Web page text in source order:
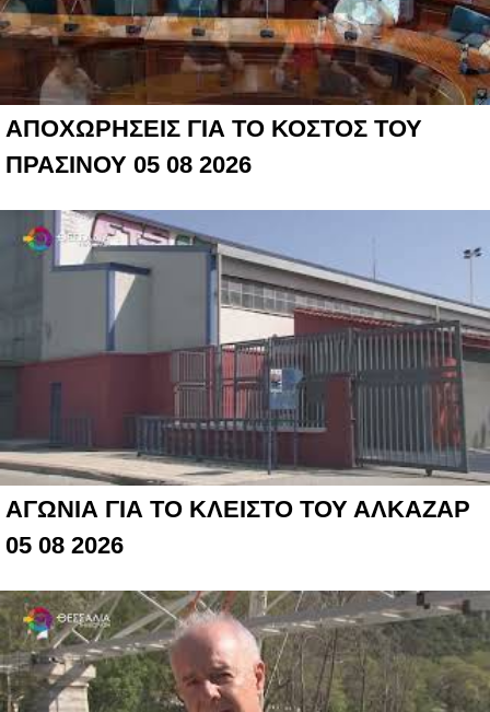
ΑΠΟΧΩΡΗΣΕΙΣ ΓΙΑ ΤΟ ΚΟΣΤΟΣ ΤΟΥ
ΠΡΑΣΙΝΟΥ 05 08 2026
ΑΓΩΝΙΑ ΓΙΑ ΤΟ ΚΛΕΙΣΤΟ ΤΟΥ ΑΛΚΑΖΑΡ
05 08 2026